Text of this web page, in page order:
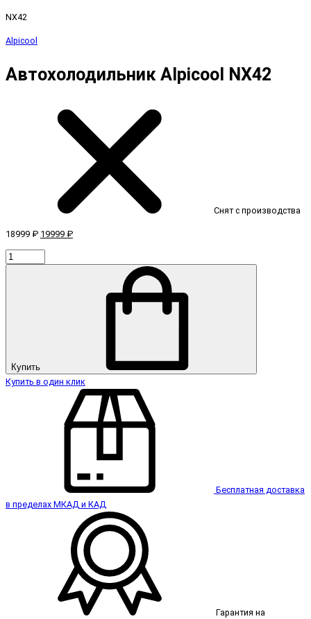
NX42
Alpicool
Автохолодильник Alpicool NX42
Снят с производства
18999 ₽ 19999 ₽
Купить
Купить в один клик
Бесплатная доставка
в пределах МКАД и КАД
Гарантия на